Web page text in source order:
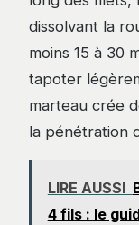
dissolvant la
moins 15 à 30
tapoter
marteau crée
la pénétration
LIRE AUSSI
4 fils : le